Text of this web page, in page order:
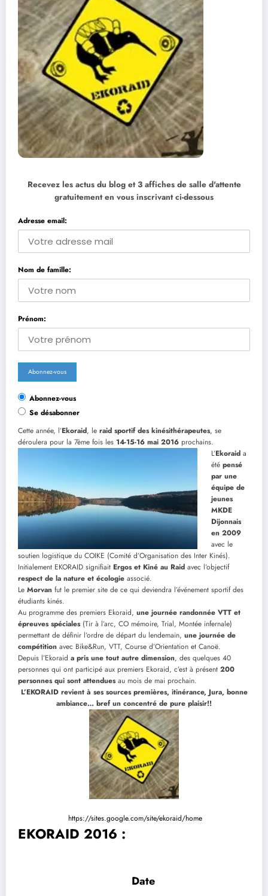
Recevez les actus du blog et 3 affiches de salle d'attente
gratuitement en vous inscrivant ci-dessous
Adresse email:
Nom de famille:
Prénom:
Abonnez-vous
Se désabonner
Cette année, l’Ekoraid, le raid sportif des kinésithérapeutes, se
déroulera pour la 7ème fois les 14-15-16 mai 2016 prochains.
L’Ekoraida
étépensé
par une
équipe de
jeunes
MKDE
Dijonnais
en 2009
avec le
soutien logistique du COIKE (Comité d’Organisation des Inter Kinés).
Initialement EKORAID signifiait Ergos et Kiné au Raid avec l’objectif
respect de la nature et écologie associé.
Le Morvan fut le premier site de ce qui deviendra l’événement sportif des
étudiants kinés.
Au programme des premiers Ekoraid, une journée randonnée VTT et
épreuves spéciales(Tir à l’arc, CO mémoire, Trial, Montée infernale)
permettant de définir l’ordre de départ du lendemain, une journée de
compétition avec Bike&Run, VTT, Course d’Orientation et Canoë.
Depuis l’Ekoraid a pris une tout autre dimension, des quelques 40
personnes qui ont participé aux premiers Ekoraid, c’est à présent 200
personnes qui sont attenduesau mois de mai prochain.
L’EKORAID revient à ses sources premières, itinérance, Jura, bonne
ambiance… bref un concentré de pure plaisir!!
https://sites.google.com/site/ekoraid/home
EKORAID 2016 :
Date